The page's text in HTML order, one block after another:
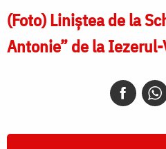
(Foto) Liniștea de la
Antonie” de la Iezerul-